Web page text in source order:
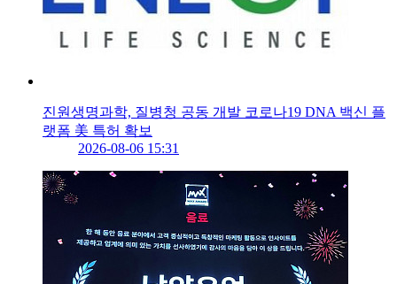
진원생명과학, 질병청 공동 개발 코로나19 DNA 백신 플
랫폼 美 특허 확보
2026-08-06 15:31